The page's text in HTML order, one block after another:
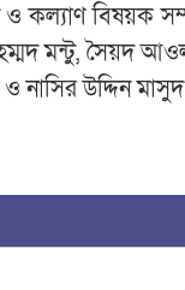
বিষয়ক
মন্টু,
নাসির উদ্দিন